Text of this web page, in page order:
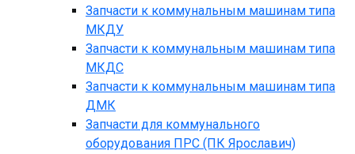
Запчасти к коммунальным машинам типа
МКДУ
Запчасти к коммунальным машинам типа
МКДС
Запчасти к коммунальным машинам типа
ДМК
Запчасти для коммунального
оборудования ПРС (ПК Ярославич)